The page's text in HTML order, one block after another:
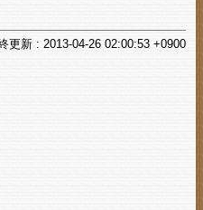
更新: 2013-04-26 02:00:53 +0900